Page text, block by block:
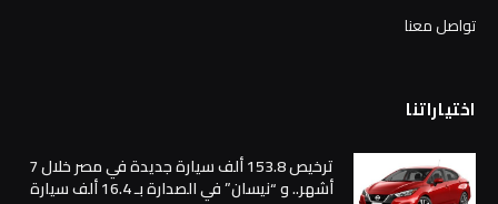
تواصل معنا
اختياراتنا
ترخيص 153.8 ألف سيارة جديدة في مصر خلال 7
أشهر.. و “نيسان” في الصدارة بـ 16.4 ألف سيارة